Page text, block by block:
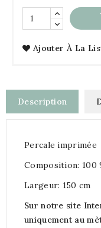
Ajouter À La
Description
Percale imprimée
Composition: 100
Largeur: 150 cm
Sur notre site
uniquement au